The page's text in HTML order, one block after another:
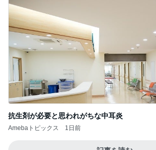
抗生剤が必要と思われがちな中耳炎
Amebaトピックス 1日前